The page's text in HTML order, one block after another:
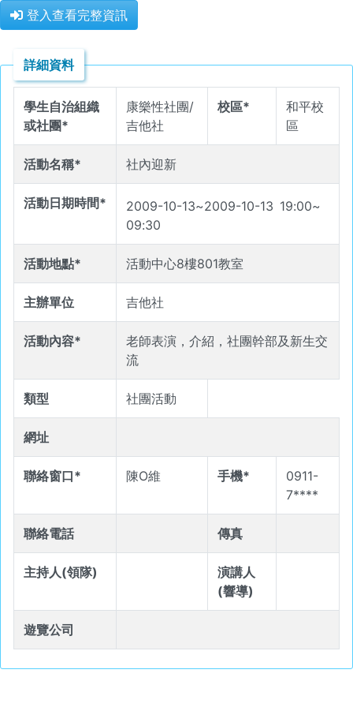
登入查看完整資訊
詳細資料
學生自治組織
或社團*
康樂性社團/
吉他社
校區*
和平校
區
活動名稱* 社內迎新
活動日期時間* 2009-10-13~2009-10-13 19:00~
09:30
活動地點* 活動中心8樓801教室
主辦單位 吉他社
活動內容*
老師表演，介紹，社團幹部及新生交
流
類型 社團活動
網址
聯絡窗口* 陳O維 手機*
0911-
7****
聯絡電話 傳真
主持人(領隊)
演講人
(響導)
遊覽公司